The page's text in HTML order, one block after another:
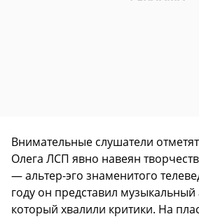
Внимательные слушатели
Олега ЛСП явно навеян
— альтер-эго знаменитого
году он представил
который хвалили критики. На